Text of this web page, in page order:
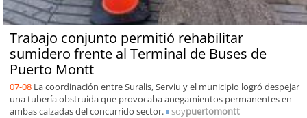
Trabajo conjunto permitió rehabilitar
sumidero frente al Terminal de Buses de
Puerto Montt
07-08 La coordinación entre Suralis, Serviu y el municipio logró despejar
una tubería obstruida que provocaba anegamientos permanentes en
ambas calzadas del concurrido sector.
soypuertomontt